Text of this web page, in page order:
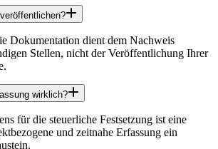
Dokumentation dient dem Nachweis
Stellen, nicht der Veröffentlichung Ihrer
wirklich?
für die steuerliche Festsetzung ist eine
und zeitnahe Erfassung ein